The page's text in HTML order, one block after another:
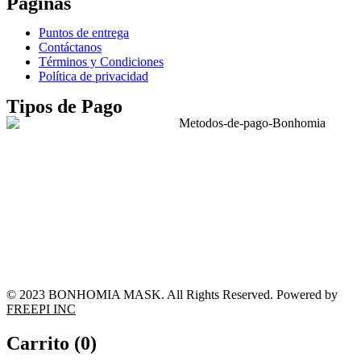
Puntos de entrega
Contáctanos
Términos y Condiciones
Política de privacidad
Tipos de Pago
© 2023 BONHOMIA MASK. All Rights Reserved. Powered by
FREEPI INC
Carrito (0)